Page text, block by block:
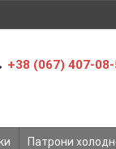
+38 (067) 407-
Патрони